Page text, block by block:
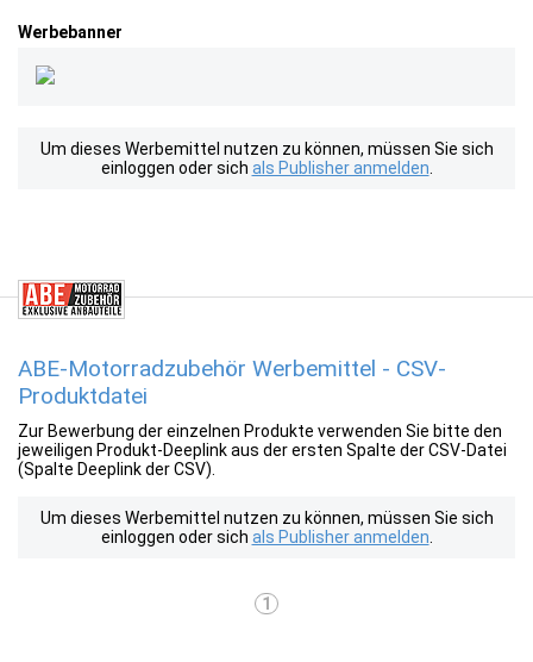
Werbebanner
Um dieses Werbemittel nutzen zu können, müssen Sie sich
einloggen oder sich als Publisher anmelden
ABE-Motorradzubehör Werbemittel - CSV-
Produktdatei
Zur Bewerbung der einzelnen Produkte verwenden Sie bitte den
jeweiligen Produkt-Deeplink aus der ersten Spalte der CSV-Datei
(Spalte Deeplink der CSV).
Um dieses Werbemittel nutzen zu können, müssen Sie sich
einloggen oder sich als Publisher anmelden
1